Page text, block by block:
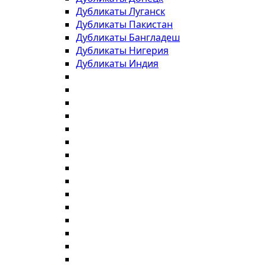
Дубликаты Луганск
Дубликаты Пакистан
Дубликаты Бангладеш
Дубликаты Нигерия
Дубликаты Индия